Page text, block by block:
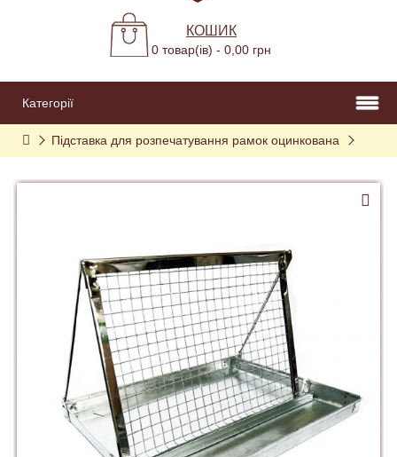
КОШИК
0 товар(ів) - 0,00 грн
Категорії
Підставка для розпечатування рамок оцинкована